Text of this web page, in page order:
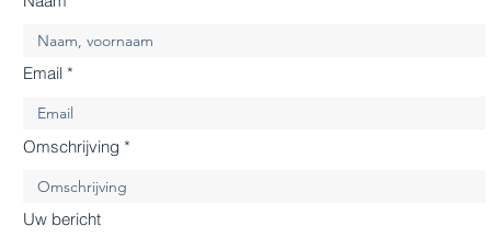
Email
Omschrijving
Uw bericht